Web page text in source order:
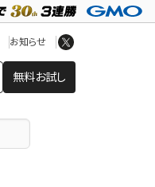
無料お試し
お知らせ